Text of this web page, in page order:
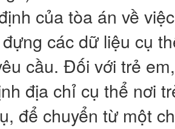
của tòa án về
các dữ liệu cụ
cầu. Đối với trẻ
địa chỉ cụ thể nơi
để chuyển từ một